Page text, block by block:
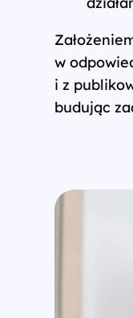
w
i z
budując